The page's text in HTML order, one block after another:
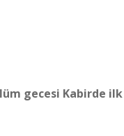
gecesi Kabirde